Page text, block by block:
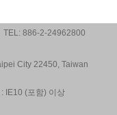
TEL: 886-2-24962800
City 22450, Taiwan
IE10 (포함) 이상